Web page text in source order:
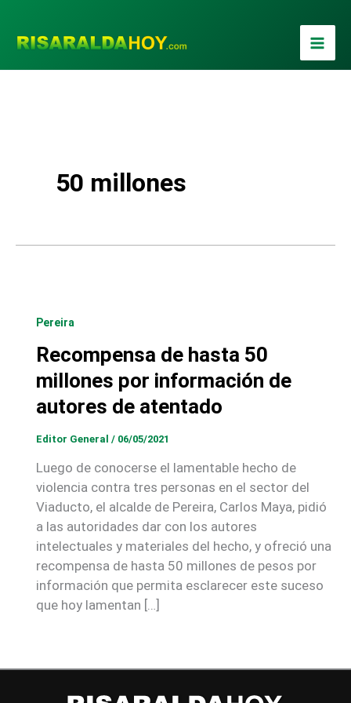
contenido
50 millones
Pereira
Recompensa de hasta 50
millones por información de
autores de atentado
Editor General / 06/05/2021
Luego de conocerse el lamentable hecho de
violencia contra tres personas en el sector del
Viaducto, el alcalde de Pereira, Carlos Maya, pidió
a las autoridades dar con los autores
intelectuales y materiales del hecho, y ofreció una
recompensa de hasta 50 millones de pesos por
información que permita esclarecer este suceso
que hoy lamentan […]